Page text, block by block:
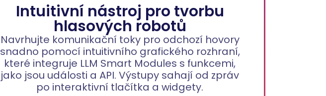
Intuitivní nástroj pro tvorbu
hlasových robotů
Navrhujte komunikační toky pro odchozí hovory
snadno pomocí intuitivního grafického rozhraní,
které integruje LLM Smart Modules s funkcemi,
jako jsou události a API. Výstupy sahají od zpráv
po interaktivní tlačítka a widgety.